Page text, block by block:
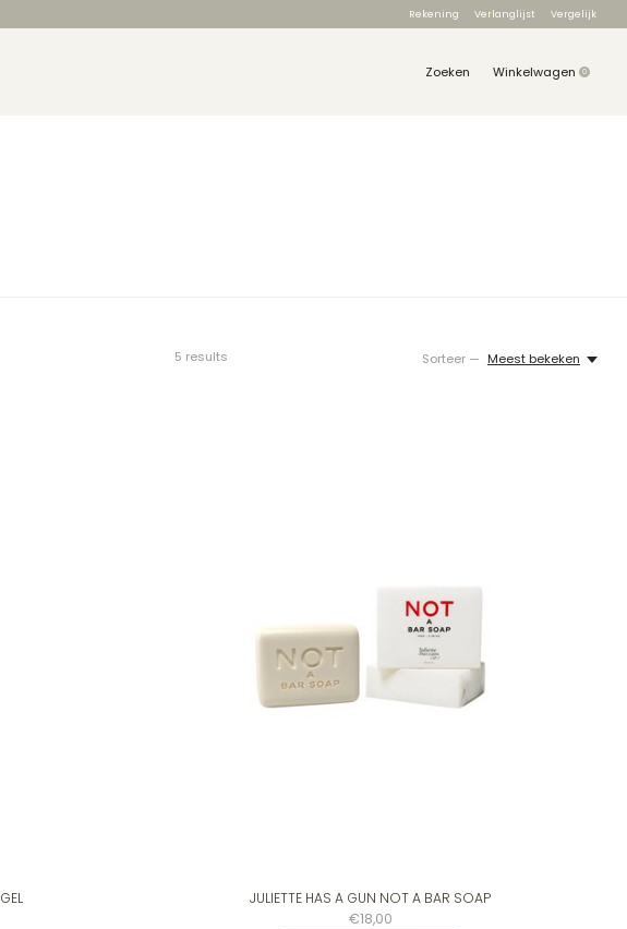
Rekening Verlanglijst Vergelijk
Zoeken Winkelwagen 0items
5 results Sorteer — Meest bekeken
JULIETTE HAS A GUN NOT A BAR SOAP
€18,00